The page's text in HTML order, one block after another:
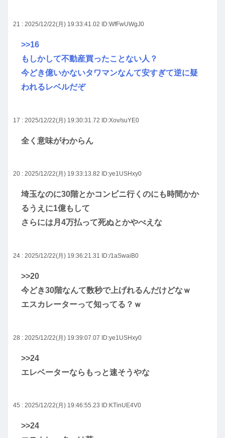
21 : 2025/12/22(月) 19:33:41.02 ID:WfFwUWgJ0
>>16
もしかして不動産買ったことない人？
今どき億いかないタワマンなんて安すぎて逆に疑
われるレベルだぞ
17 : 2025/12/22(月) 19:30:31.72 ID:Xov/suYE0
全く意味がわからん
20 : 2025/12/22(月) 19:33:13.82 ID:ye1USHxy0
埼玉なのに30階とかコンビニ行くのにも時間かか
るうえに1億もして
さらには月4万払って死ぬとかやべえな
24 : 2025/12/22(月) 19:36:21.31 ID:/1aSwaiB0
>>20
今どき30階なんて数秒で上げれるんだけどなｗ
エスカレーターって知ってる？ｗ
28 : 2025/12/22(月) 19:39:07.07 ID:ye1USHxy0
>>24
エレベーターならもっと速そうやな
45 : 2025/12/22(月) 19:46:55.23 ID:KTinUE4V0
>>24